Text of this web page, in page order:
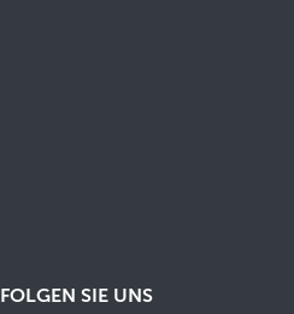
FOLGEN SIE UNS